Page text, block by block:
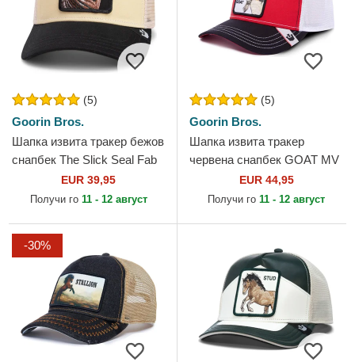
(5)
Goorin Bros.
Шапка извита тракер бежов
снапбек The Slick Seal Fab
Farm The Farm от Goorin
Bros.
EUR 39,95
Получи го 11 - 12 август
(5)
Goorin Bros.
Шапка извита тракер
червена снапбек GOAT MV
Butter The Farm MVP The
Farm от Goorin Bros.
EUR 44,95
Получи го 11 - 12 август
-30%